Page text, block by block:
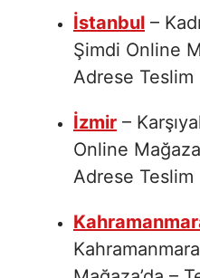
İstanbul –
Şimdi Online
Adrese Teslim
İzmir –
Online
Adrese Teslim